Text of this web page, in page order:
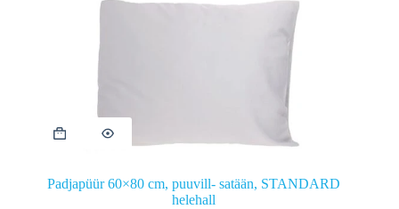
Padjapüür 60×80 cm, puuvill- satään, STANDARD
helehall